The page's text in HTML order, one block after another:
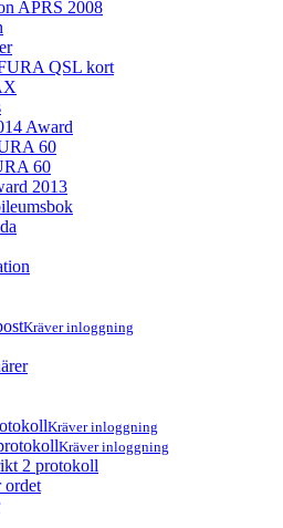
APRS 2008
QSL kort
Award
60
60
2013
Kräver inloggning
Kräver inloggning
Kräver inloggning
2 protokoll
ordet